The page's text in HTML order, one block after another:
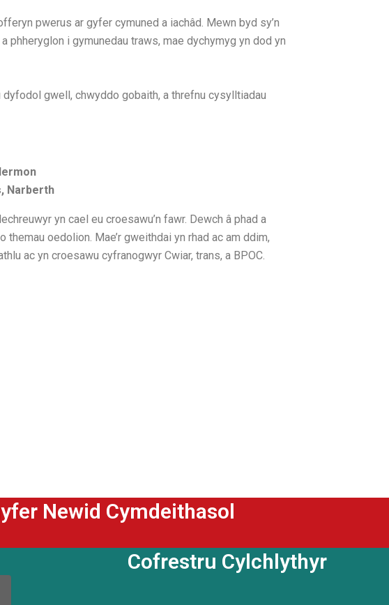
pwerus ar gyfer cymuned a iachâd. Mewn byd sy’n
phheryglon i gymunedau traws, mae dychymyg yn dod yn
dyfodol gwell, chwyddo gobaith, a threfnu cysylltiadau
Narberth
yn cael eu croesawu’n fawr. Dewch â phad a
oedolion. Mae’r gweithdai yn rhad ac am ddim,
ac yn croesawu cyfranogwyr Cwiar, trans, a BPOC.
Newid Cymdeithasol
Cofrestru Cylchlythyr